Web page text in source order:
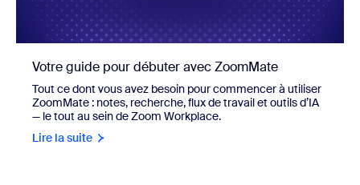
Votre guide pour débuter avec ZoomMate
Tout ce dont vous avez besoin pour commencer à utiliser
ZoomMate : notes, recherche, flux de travail et outils d’IA
— le tout au sein de Zoom Workplace.
Lire la suite